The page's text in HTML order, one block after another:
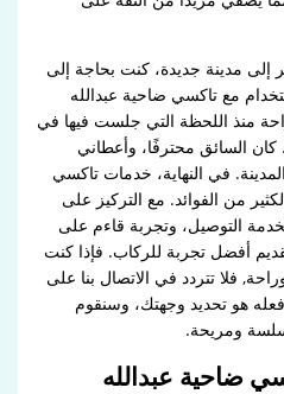
مدينة جديدة، كنت بحاجة إلى
مع تاكسي ضاحية عبدالله
منذ اللحظة التي جلست فيها في
السائق محترفًا، وأعطاني
في النهاية، خدمات تاكسي
من الفوائد. مع التركيز على
التوصيل، وتجربة قاءم على
أفضل تجربة للركاب. فإذا كنت
فلا تتردد في الاتصال بنا على
ما عليك فعله هو تحديد وجهتك، وسنقوم
ومريحة.
ضاحية عبدالله